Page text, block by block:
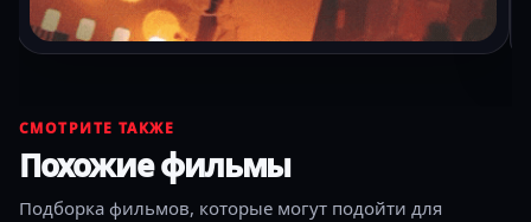
СМОТРИТЕ ТАКЖЕ
Похожие фильмы
Подборка фильмов, которые могут подойти для